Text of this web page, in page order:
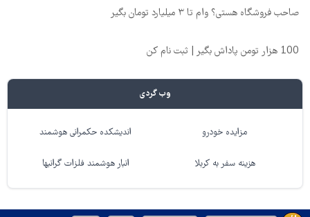
صاحب فروشگاه هستی؟ وام تا ۳ میلیارد تومان بگیر
100 هزار تومن پاداش بگیر | ثبت نام کن
وب گردی
مزایده خودرو اندیشکده حکمرانی هوشمند
هزینه سفر به کربلا انبار هوشمند فلزات گرانبها